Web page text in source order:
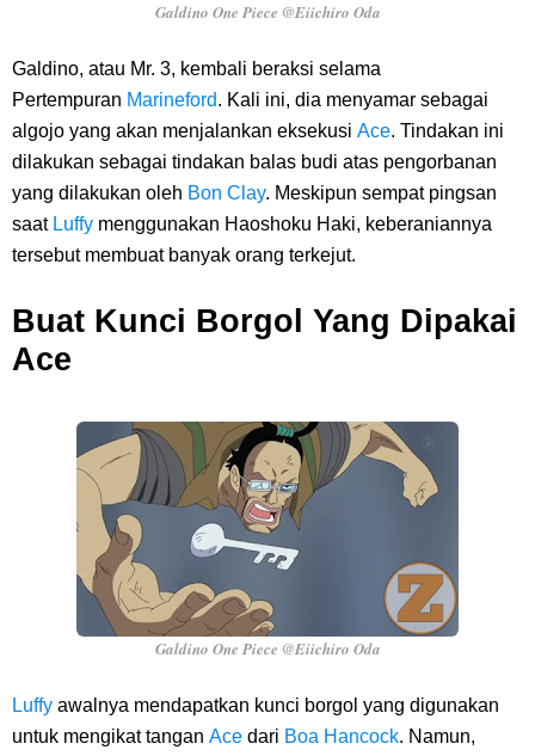
Galdino One Piece @Eiichiro Oda
Galdino, atau Mr. 3, kembali beraksi selama
Pertempuran Marineford. Kali ini, dia menyamar sebagai
algojo yang akan menjalankan eksekusi Ace. Tindakan ini
dilakukan sebagai tindakan balas budi atas pengorbanan
yang dilakukan oleh Bon Clay. Meskipun sempat pingsan
saat Luffy menggunakan Haoshoku Haki, keberaniannya
tersebut membuat banyak orang terkejut.
Buat Kunci Borgol Yang Dipakai
Ace
Galdino One Piece @Eiichiro Oda
Luffy awalnya mendapatkan kunci borgol yang digunakan
untuk mengikat tangan Ace dari Boa Hancock. Namun,